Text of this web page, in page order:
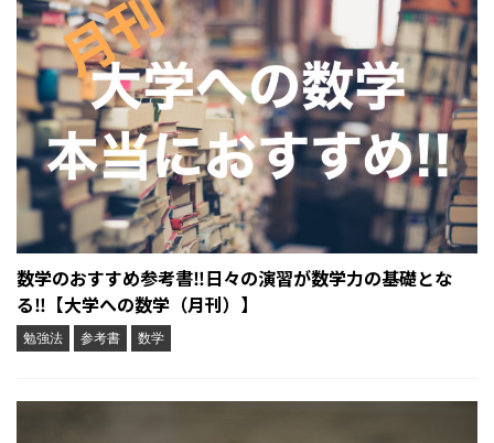
数学のおすすめ参考書‼︎日々の演習が数学力の基礎とな
る‼︎【大学への数学（月刊）】
勉強法 参考書 数学